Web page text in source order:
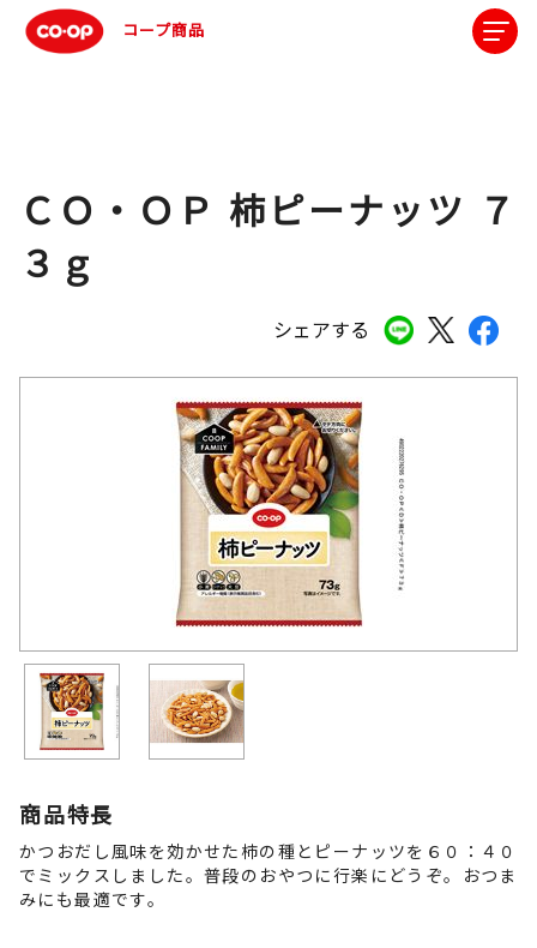
コープ商品
シェアする
ＣＯ・ＯＰ 柿ピーナッツ ７
３ｇ
商品特長
かつおだし風味を効かせた柿の種とピーナッツを６０：４０
でミックスしました。普段のおやつに行楽にどうぞ。おつま
みにも最適です。